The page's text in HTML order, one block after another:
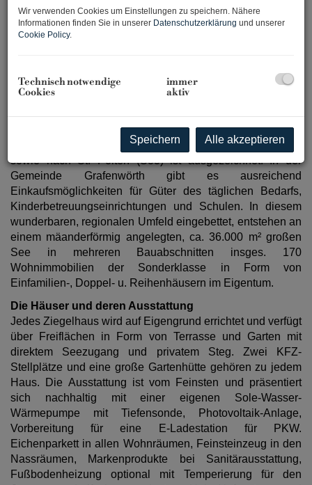
Allgemeines
Sich den Traum vom Haus am See erfüllen und 365 Tage
Urlaubsfeeling genießen. Das ist möglich im
Wagram. Ein nachhaltiges, gut durchdachtes
Gesamtkonzept, erstklassige Architektur, hochwertige
Ausstattung und viel Grünraum fördern das besondere
Lebensgefühl am Sonnenweiher.Die Verkehrsanbindung
Richtung Wien und Krems (S5, Stockerauer Schnellstraße)
sowie nach St. Pölten (S33) ist ausgezeichnet. In der
Gemeinde Grafenwörth gibt es ausreichend
Einkaufsmöglichkeiten für Güter des täglichen Bedarfs,
Kinderbetreuungseinrichtungen und Schulen. In diesem
wunderbaren, regionalen Umfeld eingebettet, entstehen an
einem mäanderförmig angelegten, ca. 36.000 m² großen
See in mehreren Bauabschnitten insges. 170
Wohnimmobilien der Sonderklasse in Form von
Einfamilien-, Doppel- u. Reihenhäusern im Eigentum.
Die Häuser und deren Ausstattung
Jedes Ziegelhaus wird auf Eigengrund errichtet und verfügt
über Freiflächen in Form von Terrasse und Garten mit
direktem Seezugang und privatem Steg. Zwei KFZ-
Stellplätze und eine große Gartenhütte gehören zu jedem
Haus. Die Ausstattung ist vom Feinsten und präsentiert
sich nachhaltig mit einer eigenen Sole-Wasser-
Wärmepumpe mit Tiefensonde, Photovoltaik-Anlage,
Vorbereitung für eine E-Ladestation für PKW.
Eichenparkett in allen Wohnräumen, Feinsteinzeug in den
Nassräumen, Markenprodukte bei Sanitärausstattung,
Fußbodenheizung optional mit Temperierung für den
Wir verwenden Cookies um Einstellungen zu speichern. Nähere
Informationen finden Sie in unserer Datenschutzerklärung und unserer
Cookie Policy.
Technisch notwendige
Cookies
immer
aktiv
Speichern Alle akzeptieren